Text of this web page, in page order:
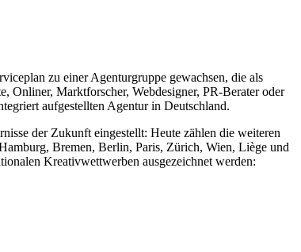
zu einer Agenturgruppe gewachsen, die als
Onliner, Marktforscher, Webdesigner, PR-Berater oder
aufgestellten Agentur in Deutschland.
der Zukunft eingestellt: Heute zählen die weiteren
Bremen, Berlin, Paris, Zürich, Wien, Liège und
Kreativwettwerben ausgezeichnet werden: